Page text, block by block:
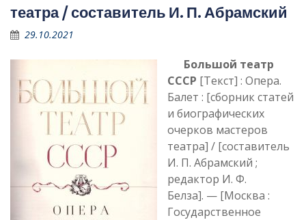
театра / составитель И. П. Абрамский
29.10.2021
Большой театр
СССР [Текст] : Опера.
Балет : [сборник статей
и биографических
очерков мастеров
театра] / [составитель
И. П. Абрамский ;
редактор И. Ф.
Белза]. — [Москва :
Государственное